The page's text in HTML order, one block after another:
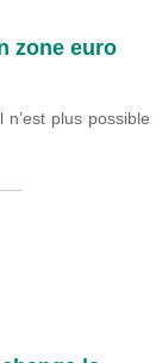
zone euro
plus possible